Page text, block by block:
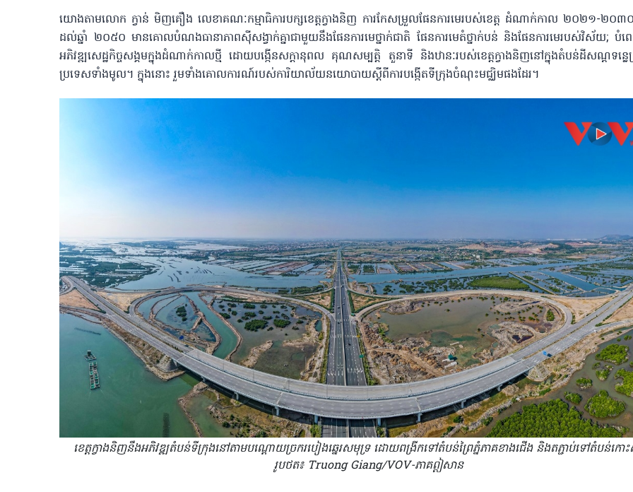
យោងតាមលោក ក្វាន់ មិញគឿង លេខាគណៈកម្មាធិការបក្សខេត្ត​ក្វាងនិញ ការកែសម្រួលផែនការមេរបស់​ខេត្ត​ ដំណាក់​កាល ២០២១-២០
ដល់ឆ្នាំ ២០៥០ មាន​គោល​បំណងធានាភាពស៊ីសង្វាក់គ្នាជាមួយនឹងផែនការមេថ្នាក់​ជាតិ ផែនការមេ​​តំថ្នាក់​បន់ និងផែនការមេ​របស់​វិស័យ​; បំពេ
អភិវឌ្ឍសេដ្ឋកិច្ច​សង្គម​ក្នុងដំណាក់កាលថ្មី ដោយបង្កើនសក្តានុពល គុណសម្បត្តិ តួនាទី និងឋានៈរបស់ខេត្តក្វាងនិញនៅក្នុងតំបន់ដីសណ្តទន្
ប្រទេសទាំងមូល។ ក្នុង​នោះ រួមទាំងគោលការណ៍របស់ការិយាល័យនយោបាយស្តីពីការបង្កើតទីក្រុង​ចំណុះ​មជ្ឈិមផងដែរ​។
ខេត្តក្វាងនិញនឹងអភិវឌ្ឍតំបន់ទីក្រុងនៅ​តាមបណ្តោយច្រករបៀងឆ្នេរសមុទ្រ ដោយពង្រីកទៅតំបន់ព្រៃភ្នំភាគខាងជើង និងតភ្ជាប់ទៅតំបន់​កោ
រូបថត៖ Truong Giang/VOV-ភាគឦសាន